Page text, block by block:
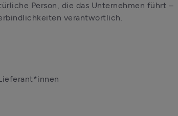
Person, die das Unternehmen führt –
verantwortlich.